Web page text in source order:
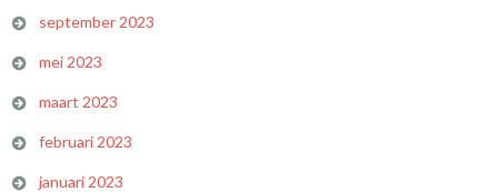
september 2023
mei 2023
maart 2023
februari 2023
januari 2023